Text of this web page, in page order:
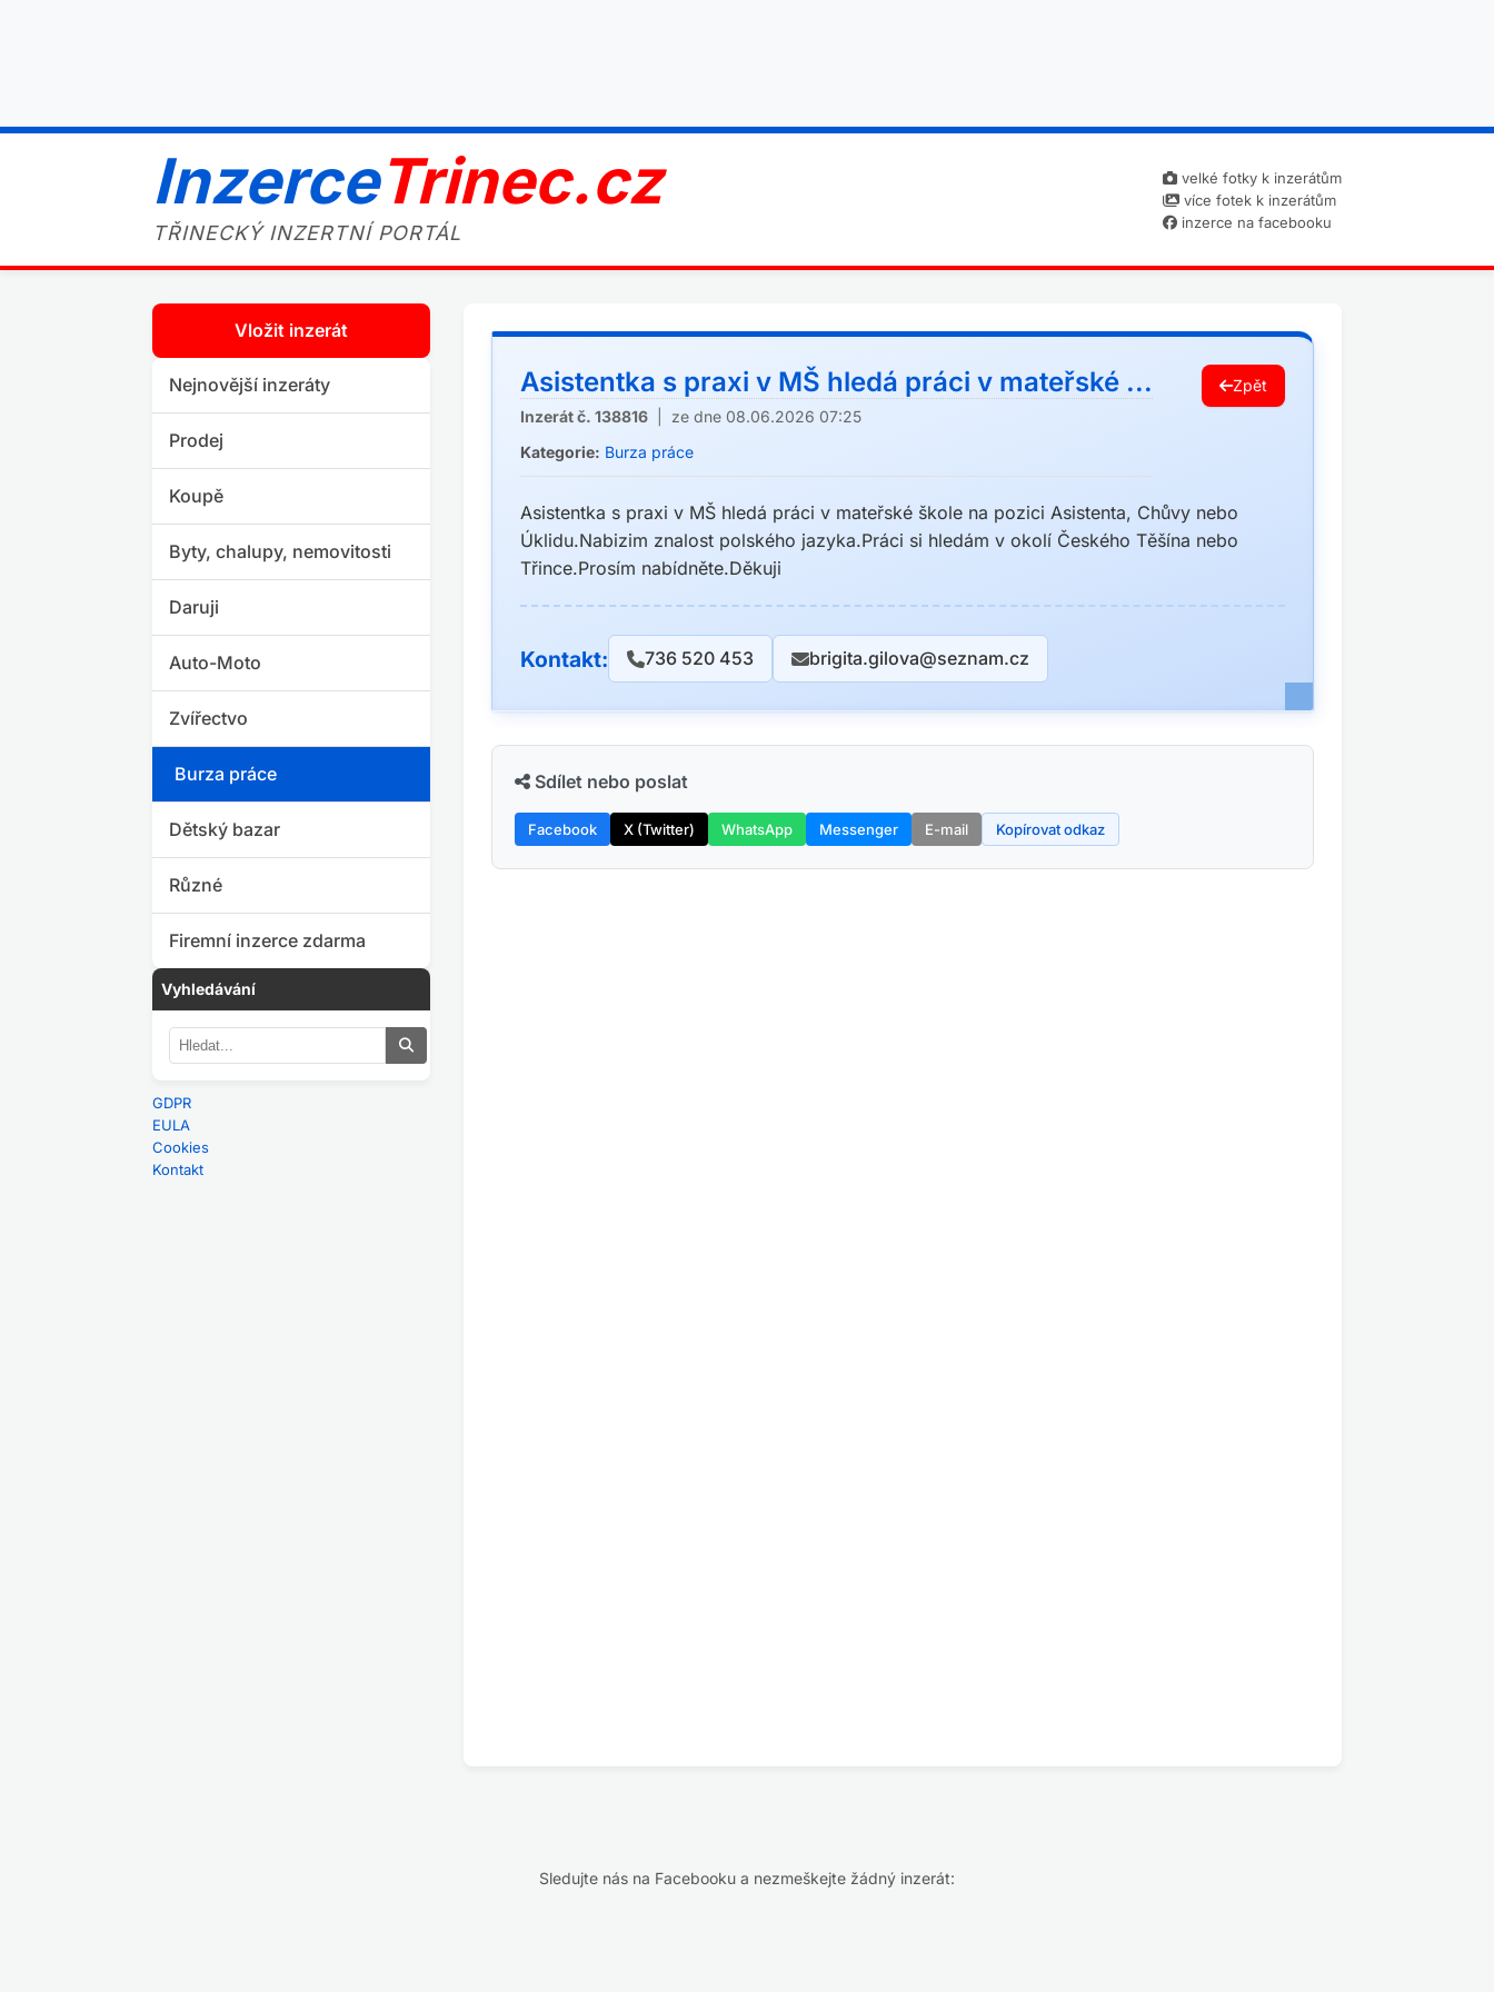
InzerceTrinec.cz
TŘINECKÝ INZERTNÍ PORTÁL
velké fotky k inzerátům
více fotek k inzerátům
inzerce na facebooku
Vložit inzerát
Nejnovější inzeráty
Prodej
Koupě
Byty, chalupy, nemovitosti
Daruji
Auto-Moto
Zvířectvo
Burza práce
Dětský bazar
Různé
Firemní inzerce zdarma
Vyhledávání
GDPR
EULA
Cookies
Kontakt
Asistentka s praxi v MŠ hledá práci v mateřské ...
Inzerát č. 138816 | ze dne 08.06.2026 07:25
Kategorie: Burza práce
Zpět
Asistentka s praxi v MŠ hledá práci v mateřské škole na pozici Asistenta, Chůvy nebo
Úklidu.Nabizim znalost polského jazyka.Práci si hledám v okolí Českého Těšína nebo
Třince.Prosím nabídněte.Děkuji
Kontakt: 736 520 453 brigita.gilova@seznam.cz
Sdílet nebo poslat
Facebook X (Twitter) WhatsApp Messenger E-mail Kopírovat odkaz
Sledujte nás na Facebooku a nezmeškejte žádný inzerát: